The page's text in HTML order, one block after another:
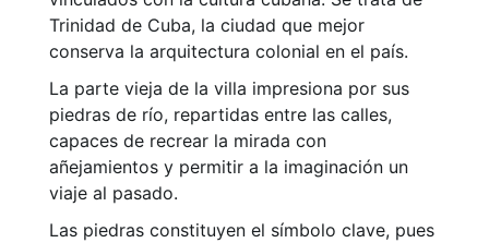
Trinidad de Cuba, la ciudad que mejor
conserva la arquitectura colonial en el país.
La parte vieja de la villa impresiona por sus
piedras de río, repartidas entre las calles,
capaces de recrear la mirada con
añejamientos y permitir a la imaginación un
viaje al pasado.
Las piedras constituyen el símbolo clave, pues